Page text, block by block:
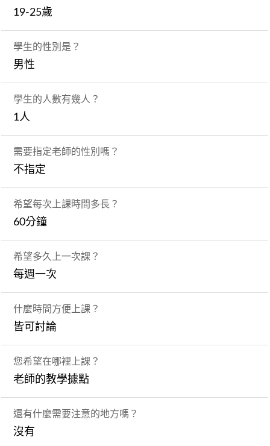
19-25歲
學生的性別是？
男性
學生的人數有幾人？
1人
需要指定老師的性別嗎？
不指定
希望每次上課時間多長？
60分鐘
希望多久上一次課？
每週一次
什麼時間方便上課？
皆可討論
您希望在哪裡上課？
老師的教學據點
還有什麼需要注意的地方嗎？
沒有